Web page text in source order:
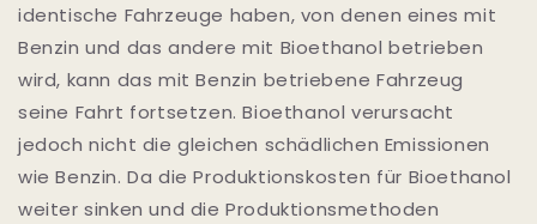
identische Fahrzeuge haben, von denen eines mit
Benzin und das andere mit Bioethanol betrieben
wird, kann das mit Benzin betriebene Fahrzeug
seine Fahrt fortsetzen. Bioethanol verursacht
jedoch nicht die gleichen schädlichen Emissionen
wie Benzin. Da die Produktionskosten für Bioethanol
weiter sinken und die Produktionsmethoden